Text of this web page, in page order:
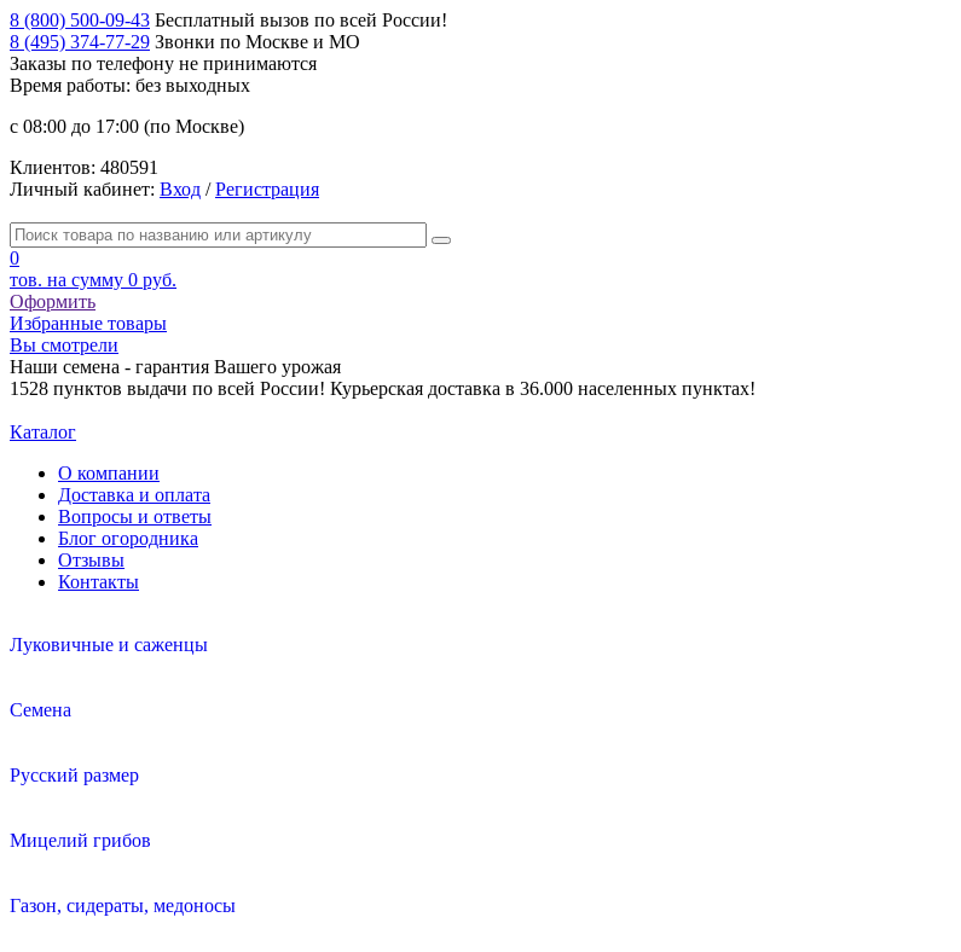
8 (800) 500-09-43 Бесплатный вызов по всей России!
8 (495) 374-77-29 Звонки по Москве и МО
Заказы по телефону не принимаются
Время работы: без выходных
с 08:00 до 17:00 (по Москве)
Клиентов: 480591
Личный кабинет: Вход /Регистрация
0
тов. на сумму 0 руб.
Оформить
Избранные товары
Вы смотрели
Наши семена - гарантия Вашего урожая
1528 пунктов выдачи по всей России! Курьерская доставка в 36.000 населенных пунктах!
Каталог
О компании
Доставка и оплата
Вопросы и ответы
Блог огородника
Отзывы
Контакты
Луковичные и саженцы
Семена
Русский размер
Мицелий грибов
Газон, сидераты, медоносы